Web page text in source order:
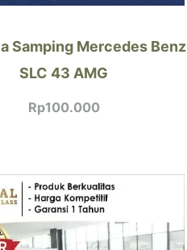
Samping Mercedes Benz
SLC 43 AMG
Rp100.000